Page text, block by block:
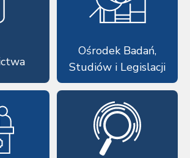
Ośrodek Badań,
Studiów i Legislacji